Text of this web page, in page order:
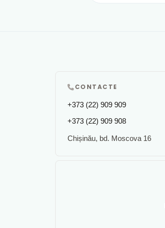
CONTACTE
+373 (22) 909 909
+373 (22) 909 908
Chișinău, bd. Moscova 16